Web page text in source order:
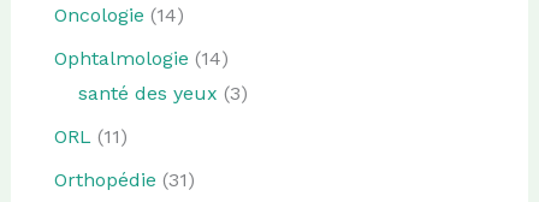
Oncologie (14)
Ophtalmologie (14)
santé des yeux (3)
ORL (11)
Orthopédie (31)